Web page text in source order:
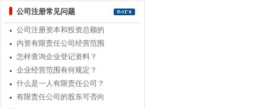
公司注册常见问题
公司注册资本和投资总额的
内资有限责任公司经营范围
怎样查询企业登记资料？
企业经营范围有何规定？
什么是一人有限责任公司？
有限责任公司的股东可否向